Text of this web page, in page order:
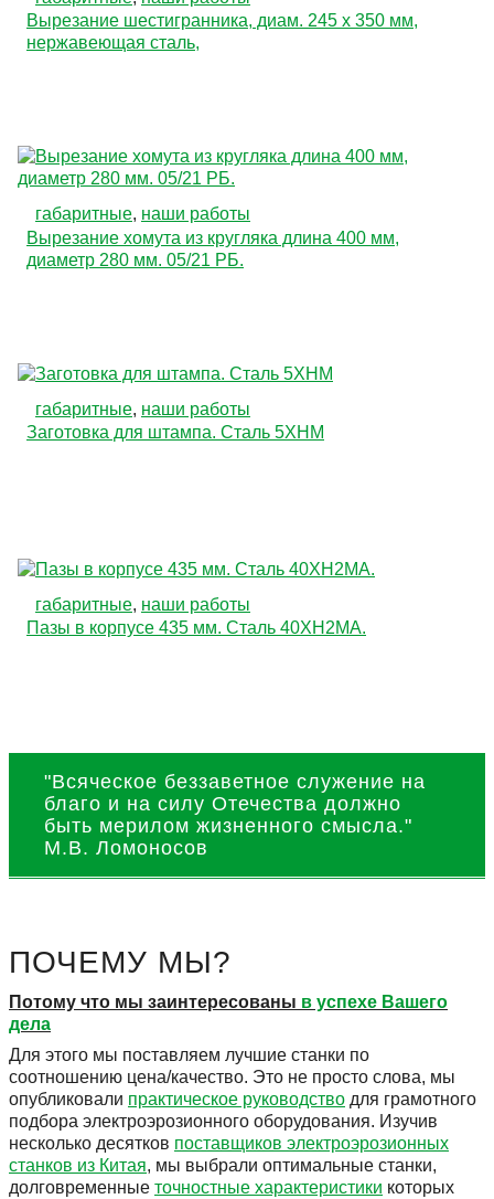
Вырезание шестигранника, диам. 245 х 350 мм,
нержавеющая сталь,
габаритные, наши работы
Вырезание хомута из кругляка длина 400 мм,
диаметр 280 мм. 05/21 РБ.
габаритные, наши работы
Заготовка для штампа. Сталь 5ХНМ
габаритные, наши работы
Пазы в корпусе 435 мм. Сталь 40ХН2МА.
"Всяческое беззаветное служение на
благо и на силу Отечества должно
быть мерилом жизненного смысла."
М.В. Ломоносов
ПОЧЕМУ МЫ?
Потому что мы заинтересованы в успехе Вашего
дела
Для этого мы поставляем лучшие станки по
соотношению цена/качество. Это не просто слова, мы
опубликовали практическое руководство для грамотного
подбора электроэрозионного оборудования. Изучив
несколько десятков поставщиков электроэрозионных
станков из Китая, мы выбрали оптимальные станки,
долговременные точностные характеристики которых